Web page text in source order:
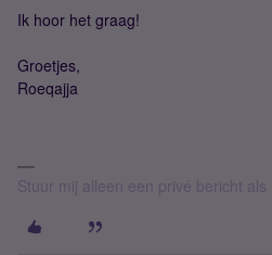
Ik hoor het graag!
Groetjes,
Roeqajja
Stuur mij alleen een privé bericht